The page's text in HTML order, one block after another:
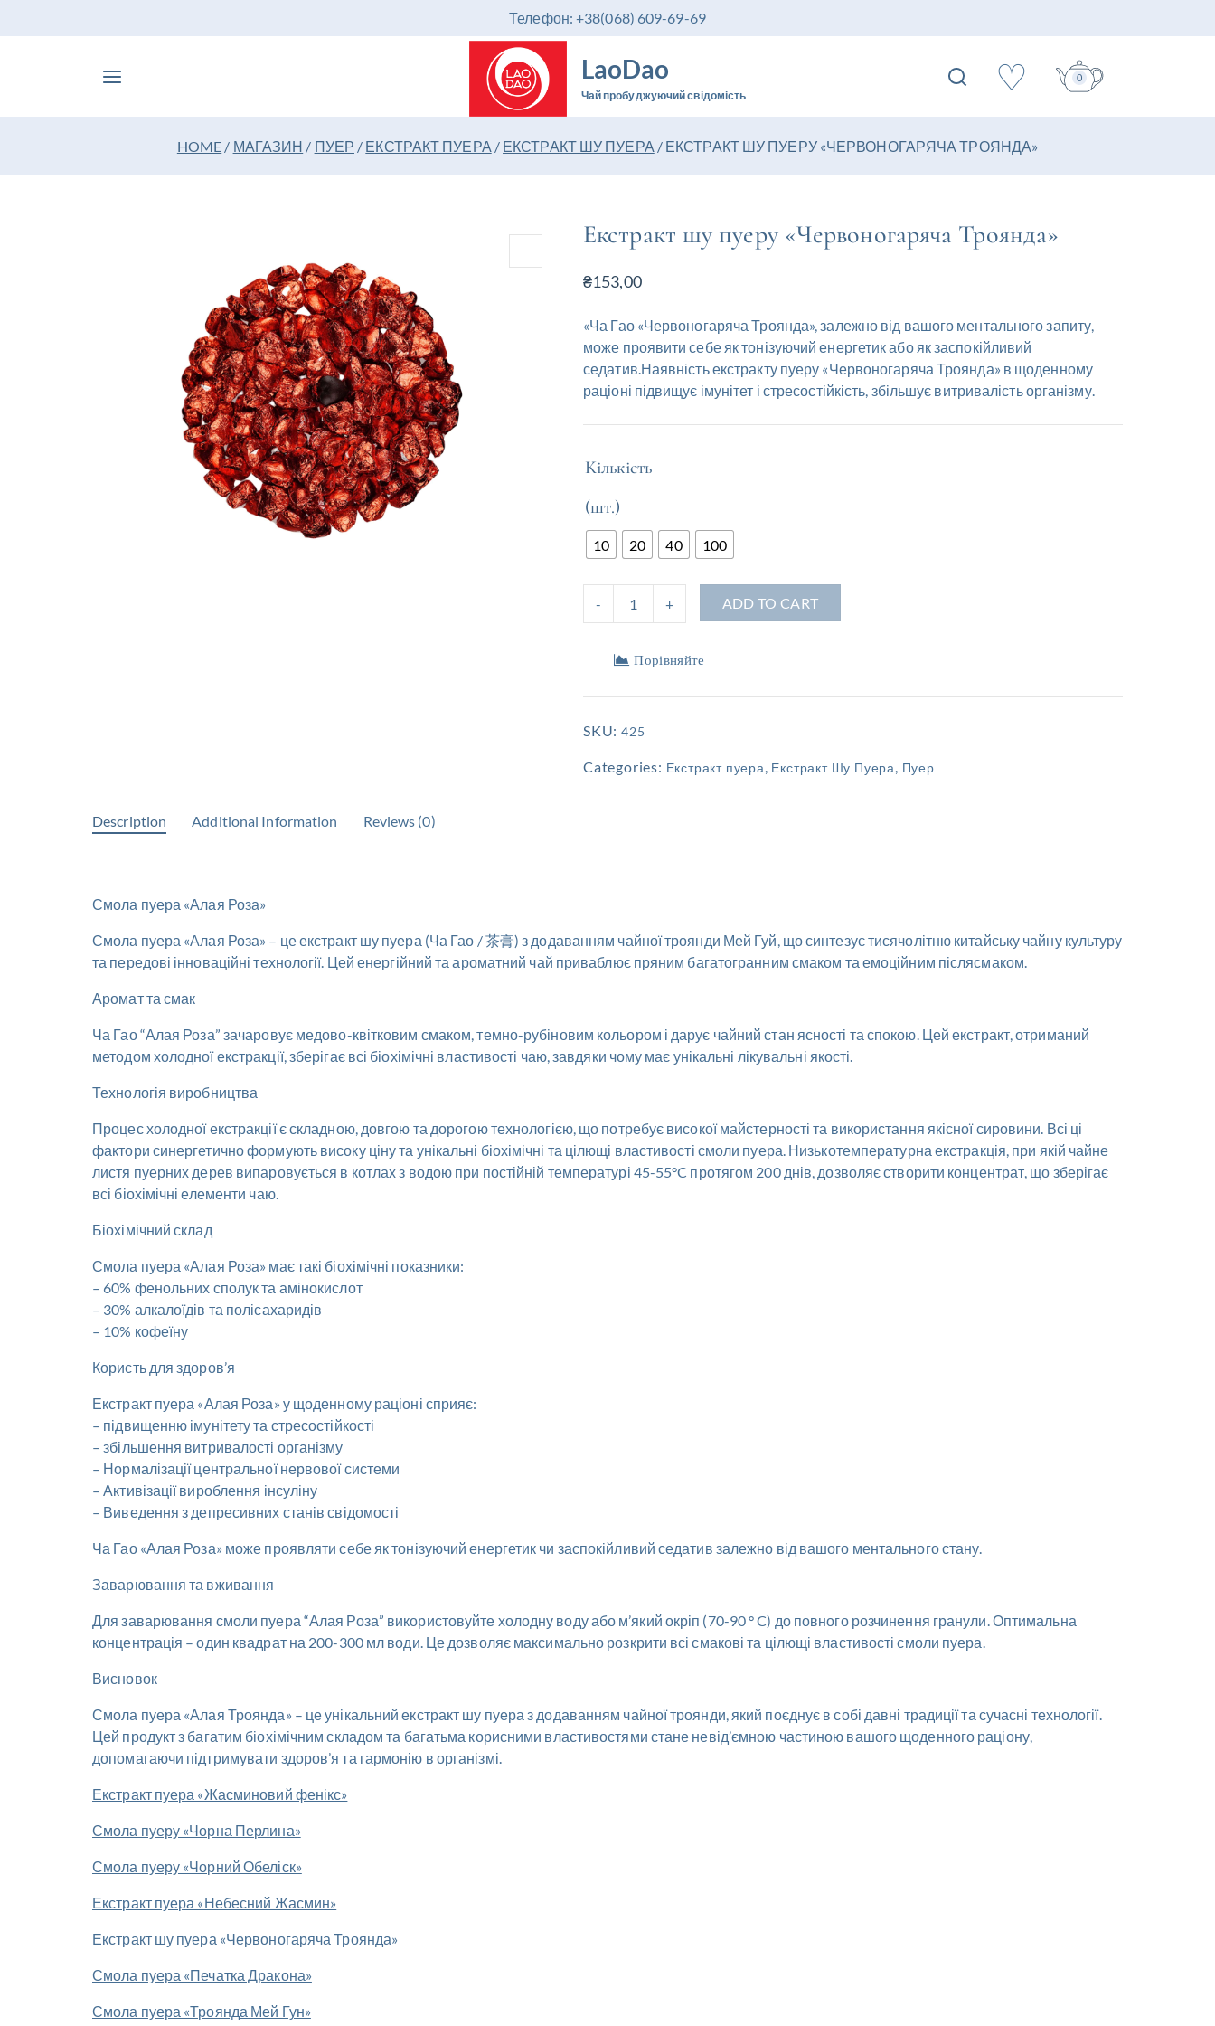
Телефон: +38(068) 609-69-69
LaoDao
Чай пробуджуючий свідомість ♡ 0
HOME / МАГАЗИН / ПУЕР / ЕКСТРАКТ ПУЕРА / ЕКСТРАКТ ШУ ПУЕРА / ЕКСТРАКТ ШУ ПУЕРУ «ЧЕРВОНОГАРЯЧА ТРОЯНДА»
Екстракт шу пуеру «Червоногаряча Троянда»
₴153,00
«Ча Гао «Червоногаряча Троянда», залежно від вашого ментального запиту,
може проявити себе як тонізуючий енергетик або як заспокійливий
седатив.Наявність екстракту пуеру «Червоногаряча Троянда» в щоденному
раціоні підвищує імунітет і стресостійкість, збільшує витривалість організму.
Кількість
(шт.)
10 20 40 100
ADD TO CART
Порівняйте
SKU: 425
Categories: Екстракт пуера, Екстракт Шу Пуера, Пуер
Description Additional Information Reviews (0)
Смола пуера «Алая Роза»
Смола пуера «Алая Роза» – це екстракт шу пуера (Ча Гао / 茶膏) з додаванням чайної троянди Мей Гуй, що синтезує тисячолітню китайську чайну культуру
та передові інноваційні технології. Цей енергійний та ароматний чай приваблює пряним багатогранним смаком та емоційним післясмаком.
Аромат та смак
Ча Гао “Алая Роза” зачаровує медово-квітковим смаком, темно-рубіновим кольором і дарує чайний стан ясності та спокою. Цей екстракт, отриманий
методом холодної екстракції, зберігає всі біохімічні властивості чаю, завдяки чому має унікальні лікувальні якості.
Технологія виробництва
Процес холодної екстракції є складною, довгою та дорогою технологією, що потребує високої майстерності та використання якісної сировини. Всі ці
фактори синергетично формують високу ціну та унікальні біохімічні та цілющі властивості смоли пуера. Низькотемпературна екстракція, при якій чайне
листя пуерних дерев випаровується в котлах з водою при постійній температурі 45-55°C протягом 200 днів, дозволяє створити концентрат, що зберігає
всі біохімічні елементи чаю.
Біохімічний склад
Смола пуера «Алая Роза» має такі біохімічні показники:
– 60% фенольних сполук та амінокислот
– 30% алкалоїдів та полісахаридів
– 10% кофеїну
Користь для здоров’я
Екстракт пуера «Алая Роза» у щоденному раціоні сприяє:
– підвищенню імунітету та стресостійкості
– збільшення витривалості організму
– Нормалізації центральної нервової системи
– Активізації вироблення інсуліну
– Виведення з депресивних станів свідомості
Ча Гао «Алая Роза» може проявляти себе як тонізуючий енергетик чи заспокійливий седатив залежно від вашого ментального стану.
Заварювання та вживання
Для заварювання смоли пуера “Алая Роза” використовуйте холодну воду або м’який окріп (70-90 ° C) до повного розчинення гранули. Оптимальна
концентрація – один квадрат на 200-300 мл води. Це дозволяє максимально розкрити всі смакові та цілющі властивості смоли пуера.
Висновок
Смола пуера «Алая Троянда» – це унікальний екстракт шу пуера з додаванням чайної троянди, який поєднує в собі давні традиції та сучасні технології.
Цей продукт з багатим біохімічним складом та багатьма корисними властивостями стане невід’ємною частиною вашого щоденного раціону,
допомагаючи підтримувати здоров’я та гармонію в організмі.
Екстракт пуера «Жасминовий фенікс»
Смола пуеру «Чорна Перлина»
Смола пуеру «Чорний Обеліск»
Екстракт пуера «Небесний Жасмин»
Екстракт шу пуера «Червоногаряча Троянда»
Смола пуера «Печатка Дракона»
Смола пуера «Троянда Мей Гун»